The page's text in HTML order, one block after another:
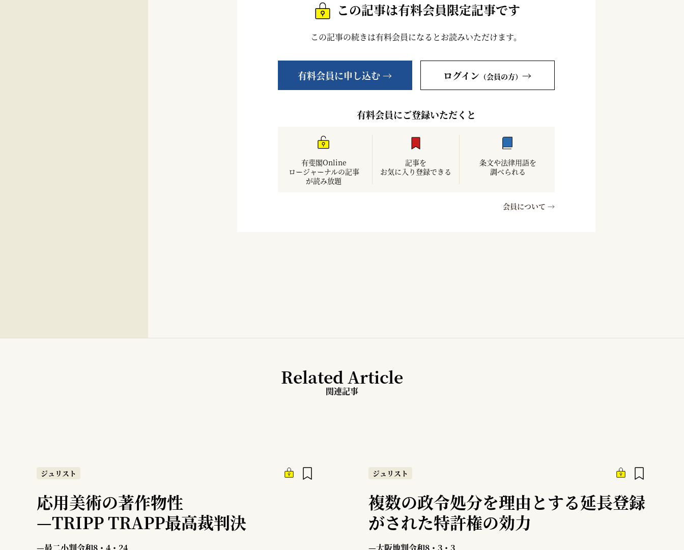
この記事は有料会員限定記事です
この記事の続きは有料会員になるとお読みいただけます。
有料会員に申し込む → ログイン （会員の方） →
有料会員にご登録いただくと
有斐閣Online
ロージャーナルの記事
が読み放題
記事を
お気に入り登録できる
条文や法律用語を
調べられる
会員について →
Related Article
関連記事
ジュリスト
応用美術の著作物性
—TRIPP TRAPP最高裁判決
ジュリスト
複数の政令処分を理由とする延長登録
がされた特許権の効力